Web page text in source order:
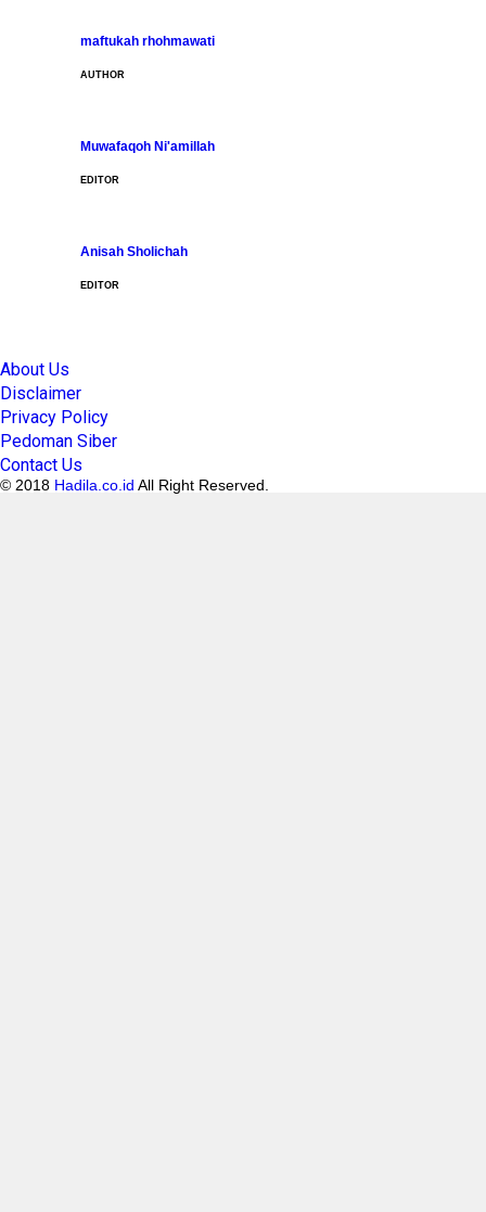
maftukah rhohmawati
AUTHOR
Muwafaqoh Ni'amillah
EDITOR
Anisah Sholichah
EDITOR
About Us
Disclaimer
Privacy Policy
Pedoman Siber
Contact Us
© 2018 Hadila.co.id All Right Reserved.